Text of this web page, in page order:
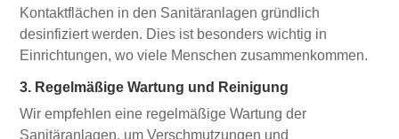
Kontaktflächen in den Sanitäranlagen gründlich
desinfiziert werden. Dies ist besonders wichtig in
Einrichtungen, wo viele Menschen zusammenkommen.
3. Regelmäßige Wartung und Reinigung
Wir empfehlen eine regelmäßige Wartung der
Sanitäranlagen, um Verschmutzungen und